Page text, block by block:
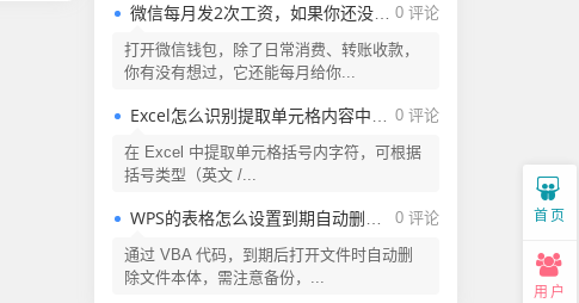
0 评论
微信每月发2次工资，如果你还没领取，还不快来看看
打开微信钱包，除了日常消费、转账收款，
你有没有想过，它还能每月给你...
0 评论
Excel怎么识别提取单元格内容中括号内的字符？
在 Excel 中提取单元格括号内字符，可根据
括号类型（英文 /...
0 评论
WPS的表格怎么设置到期自动删除？Excel表格怎么设置到期自动删除？
通过 VBA 代码，到期后打开文件时自动删
除文件本体，需注意备份，...
首页
用户